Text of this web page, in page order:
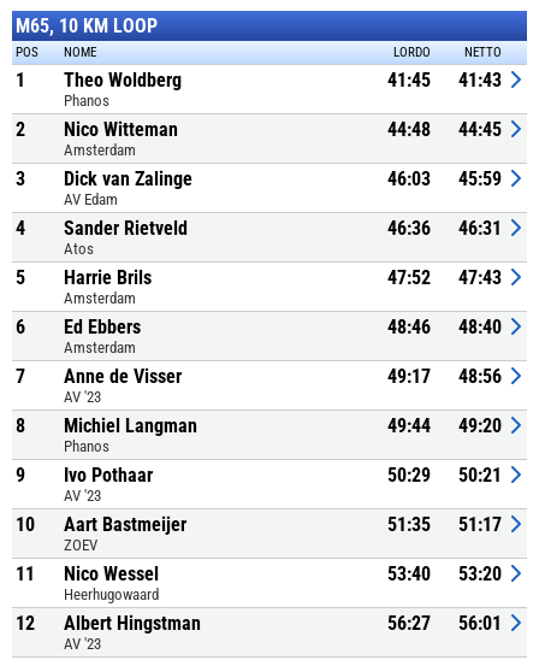
M65, 10 KM LOOP
POS NOME LORDO NETTO
1 Theo Woldberg
Phanos
41:45 41:43
2 Nico Witteman
Amsterdam
44:48 44:45
3 Dick van Zalinge
AV Edam
46:03 45:59
4 Sander Rietveld
Atos
46:36 46:31
5 Harrie Brils
Amsterdam
47:52 47:43
6 Ed Ebbers
Amsterdam
48:46 48:40
7 Anne de Visser
AV '23
49:17 48:56
8 Michiel Langman
Phanos
49:44 49:20
9 Ivo Pothaar
AV '23
50:29 50:21
10 Aart Bastmeijer
ZOEV
51:35 51:17
11 Nico Wessel
Heerhugowaard
53:40 53:20
12 Albert Hingstman
AV '23
56:27 56:01